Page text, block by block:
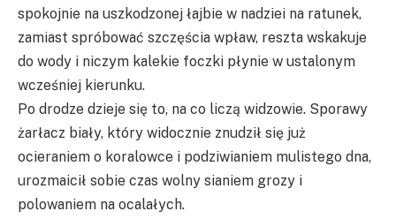
spokojnie na uszkodzonej łajbie w nadziei na ratunek,
zamiast spróbować szczęścia wpław, reszta wskakuje
do wody i niczym kalekie foczki płynie w ustalonym
wcześniej kierunku.
Po drodze dzieje się to, na co liczą widzowie. Sporawy
żarłacz biały, który widocznie znudził się już
ocieraniem o koralowce i podziwianiem mulistego dna,
urozmaicił sobie czas wolny sianiem grozy i
polowaniem na ocalałych.